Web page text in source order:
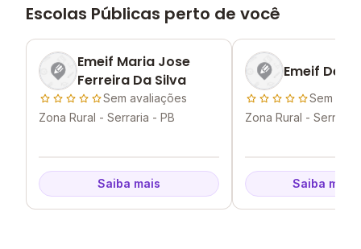
Escolas Públicas perto de você
Emeif Maria Jose
Ferreira Da Silva
Sem avaliações
Zona Rural - Serraria - PB
Saiba mais
Emeif De
Sem
Zona Rural - Serraria
Saiba mais